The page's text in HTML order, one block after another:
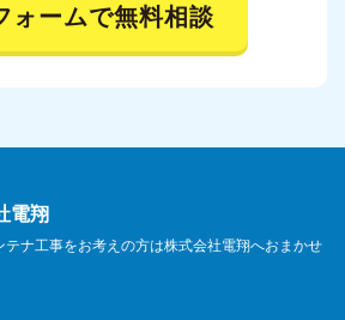
ォームで無料相談
電翔
テナ工事をお考えの方は株式会社電翔へおまかせ